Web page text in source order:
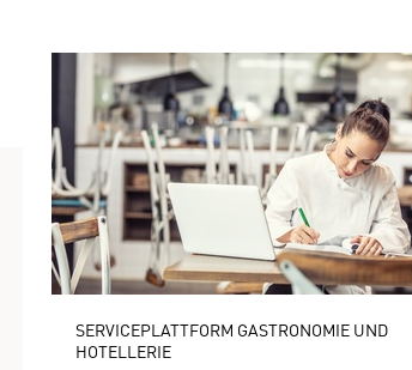
SERVICEPLATTFORM GASTRONOMIE UND
HOTELLERIE